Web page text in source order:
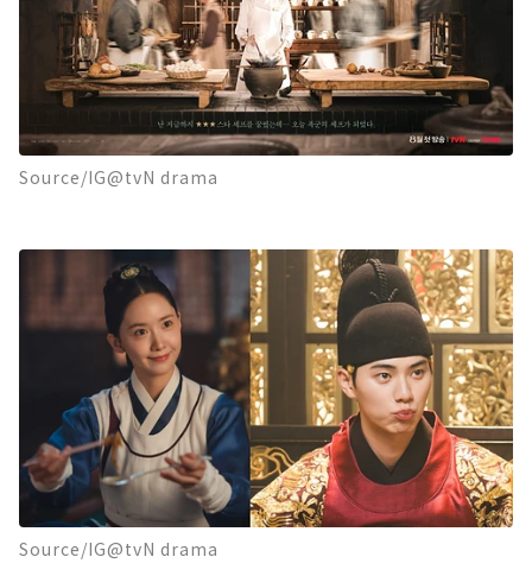
Source/IG@tvN drama
Source/IG@tvN drama